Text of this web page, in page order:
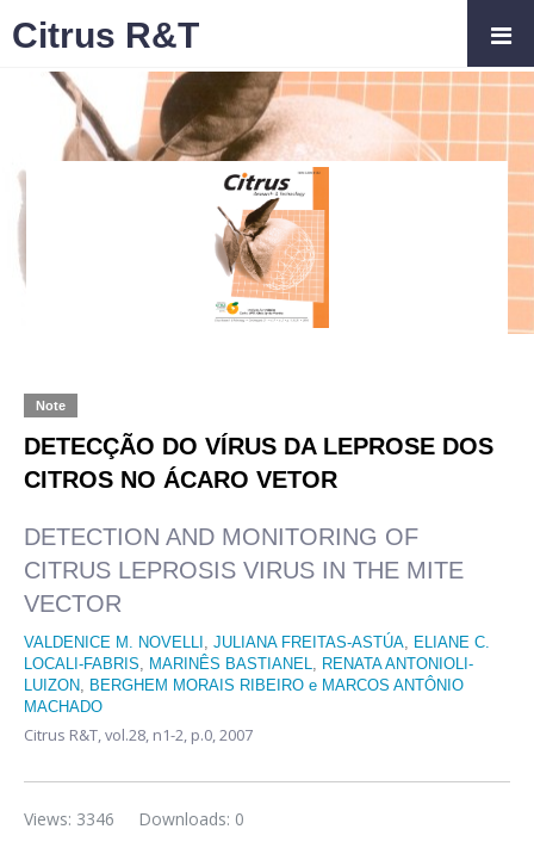
Note
DETECÇÃO DO VÍRUS DA LEPROSE DOS
CITROS NO ÁCARO VETOR
DETECTION AND MONITORING OF
CITRUS LEPROSIS VIRUS IN THE MITE
VECTOR
VALDENICE M. NOVELLI , JULIANA FREITAS-ASTÚA, ELIANE C.
LOCALI-FABRIS, MARINÊS BASTIANEL, RENATA ANTONIOLI-
LUIZON, BERGHEM MORAIS RIBEIRO e MARCOS ANTÔNIO
MACHADO
Citrus R&T,vol.28, n1-2, p.0, 2007
Downloads: 0
Views: 3346
Citrus R&T